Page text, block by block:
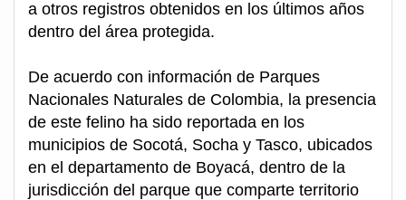
a otros registros obtenidos en los últimos años
dentro del área protegida.
De acuerdo con información de Parques
Nacionales Naturales de Colombia, la presencia
de este felino ha sido reportada en los
municipios de Socotá, Socha y Tasco, ubicados
en el departamento de Boyacá, dentro de la
jurisdicción del parque que comparte territorio